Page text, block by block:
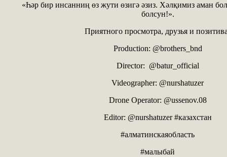
«Һәр бир инсанниң өз жути өзигә әзиз. Хәлқимиз аман
болсун!».
Приятного просмотра, друзья и
Production: @brothers_bnd
Director: @batur_official
Videographer: @nurshatuzer
Drone Operator: @ussenov.08
Editor: @nurshatuzer #казахстан
#алматинскаяобласть
#малыбай